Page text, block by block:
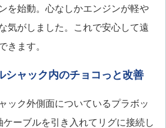
を始動。心なしかエンジンが軽や
気がしました。これで安心して遠
きます。
シャック内のチョコっと改善
ック外側面についているプラボッ
ケーブルを引き入れてリグに接続し